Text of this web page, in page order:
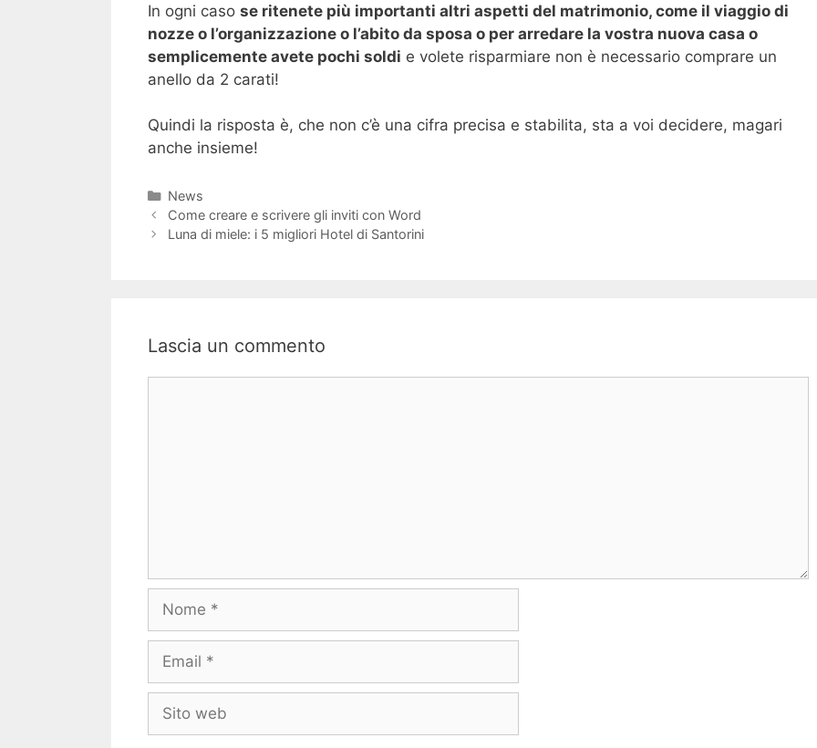
In ogni caso se ritenete più importanti altri aspetti del matrimonio, come il viaggio di
nozze o l’organizzazione o l’abito da sposa o per arredare la vostra nuova casa o
semplicemente avete pochi soldi e volete risparmiare non è necessario comprare un
anello da 2 carati!
Quindi la risposta è, che non c’è una cifra precisa e stabilita, sta a voi decidere, magari
anche insieme!
Categorie
News
Navigazione
articolo
Come creare e scrivere gli inviti con Word
Luna di miele: i 5 migliori Hotel di Santorini
Lascia un commento
web